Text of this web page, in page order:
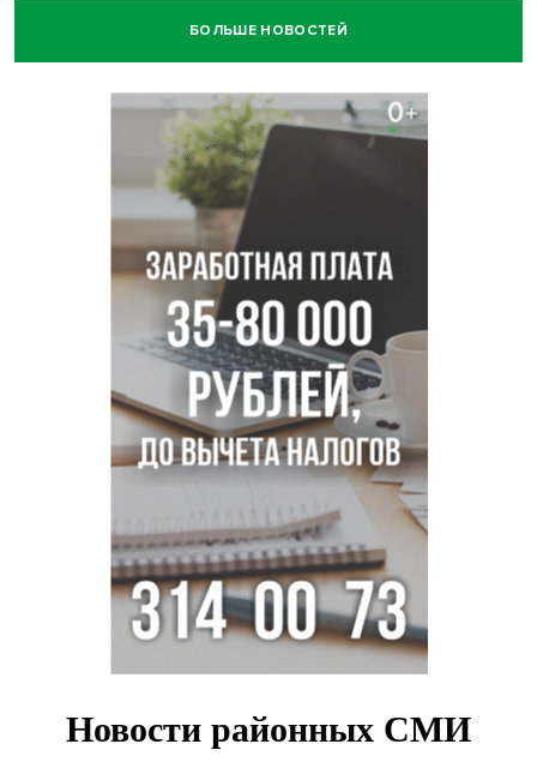
Всем миром: жители новосибирской деревни помогли
Новосибирцам объяснили новые правила сверхурочной
Новосибирский пенсионер насмерть забил тростью
пьющего сына подруги
Площадь у Монумента Славы в Новосибирске пошла
трещинами сразу после ремонта
БОЛЬШЕ НОВОСТЕЙ